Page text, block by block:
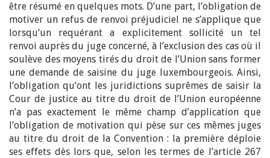
être résumé en quelques mots. D’une part, l’obligation de
motiver un refus de renvoi préjudiciel ne s’applique que
lorsqu’un requérant a explicitement sollicité un tel
renvoi auprès du juge concerné, à l’exclusion des cas où il
soulève des moyens tirés du droit de l’Union sans former
une demande de saisine du juge luxembourgeois. Ainsi,
l’obligation qu’ont les juridictions suprêmes de saisir la
Cour de justice au titre du droit de l’Union européenne
n’a pas exactement le même champ d’application que
l’obligation de motivation qui pèse sur ces mêmes juges
au titre du droit de la Convention : la première déploie
ses effets dès lors que, selon les termes de l’article 267